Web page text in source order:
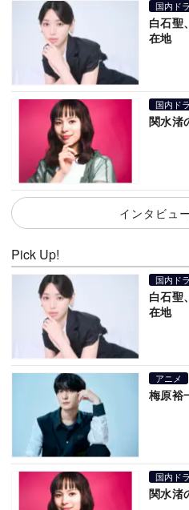
国内ド
白石聖
在地
国内ド
関水渚
インタビュ
Pick Up!
国内ド
白石聖
在地
アニメ
梅原裕
国内ド
関水渚